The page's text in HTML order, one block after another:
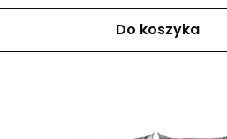
Do koszyka